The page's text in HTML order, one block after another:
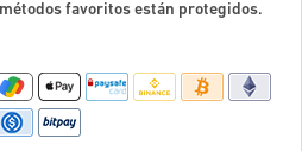
favoritos están protegidos.